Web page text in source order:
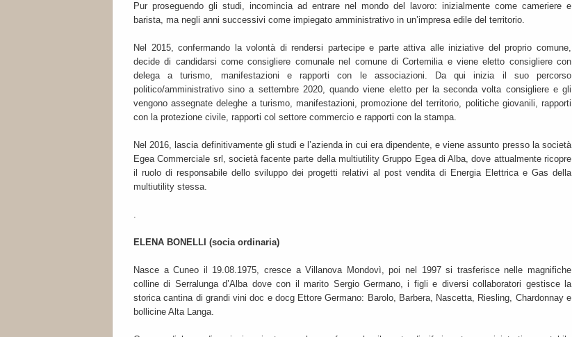
Pur proseguendo gli studi, incomincia ad entrare nel mondo del lavoro: inizialmente come cameriere e
barista, ma negli anni successivi come impiegato amministrativo in un’impresa edile del territorio.
Nel 2015, confermando la volontà di rendersi partecipe e parte attiva alle iniziative del proprio comune,
decide di candidarsi come consigliere comunale nel comune di Cortemilia e viene eletto consigliere con
delega a turismo, manifestazioni e rapporti con le associazioni. Da qui inizia il suo percorso
politico/amministrativo sino a settembre 2020, quando viene eletto per la seconda volta consigliere e gli
vengono assegnate deleghe a turismo, manifestazioni, promozione del territorio, politiche giovanili, rapporti
con la protezione civile, rapporti col settore commercio e rapporti con la stampa.
Nel 2016, lascia definitivamente gli studi e l’azienda in cui era dipendente, e viene assunto presso la società
Egea Commerciale srl, società facente parte della multiutility Gruppo Egea di Alba, dove attualmente ricopre
il ruolo di responsabile dello sviluppo dei progetti relativi al post vendita di Energia Elettrica e Gas della
multiutility stessa.
.
ELENA BONELLI (socia ordinaria)
Nasce a Cuneo il 19.08.1975, cresce a Villanova Mondovì, poi nel 1997 si trasferisce nelle magnifiche
colline di Serralunga d’Alba dove con il marito Sergio Germano, i figli e diversi collaboratori gestisce la
storica cantina di grandi vini doc e docg Ettore Germano: Barolo, Barbera, Nascetta, Riesling, Chardonnay e
bollicine Alta Langa.